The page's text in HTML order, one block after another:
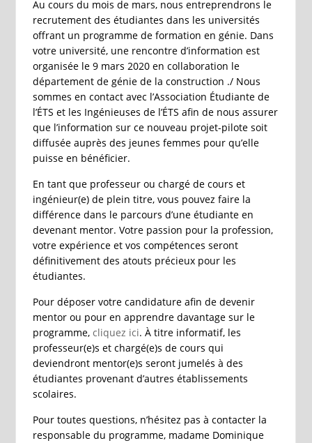
Au cours du mois de mars, nous entreprendrons le
recrutement des étudiantes dans les universités
offrant un programme de formation en génie. Dans
votre université, une rencontre d’information est
organisée le 9 mars 2020 en collaboration le
département de génie de la construction ./ Nous
sommes en contact avec l’Association Étudiante de
l’ÉTS et les Ingénieuses de l’ÉTS afin de nous assurer
que l’information sur ce nouveau projet-pilote soit
diffusée auprès des jeunes femmes pour qu’elle
puisse en bénéficier.
En tant que professeur ou chargé de cours et
ingénieur(e) de plein titre, vous pouvez faire la
différence dans le parcours d’une étudiante en
devenant mentor. Votre passion pour la profession,
votre expérience et vos compétences seront
définitivement des atouts précieux pour les
étudiantes.
Pour déposer votre candidature afin de devenir
mentor ou pour en apprendre davantage sur le
programme, cliquez ici. À titre informatif, les
professeur(e)s et chargé(e)s de cours qui
deviendront mentor(e)s seront jumelés à des
étudiantes provenant d’autres établissements
scolaires.
Pour toutes questions, n’hésitez pas à contacter la
responsable du programme, madame Dominique